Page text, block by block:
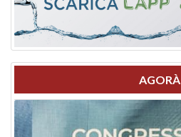
AGORÀ